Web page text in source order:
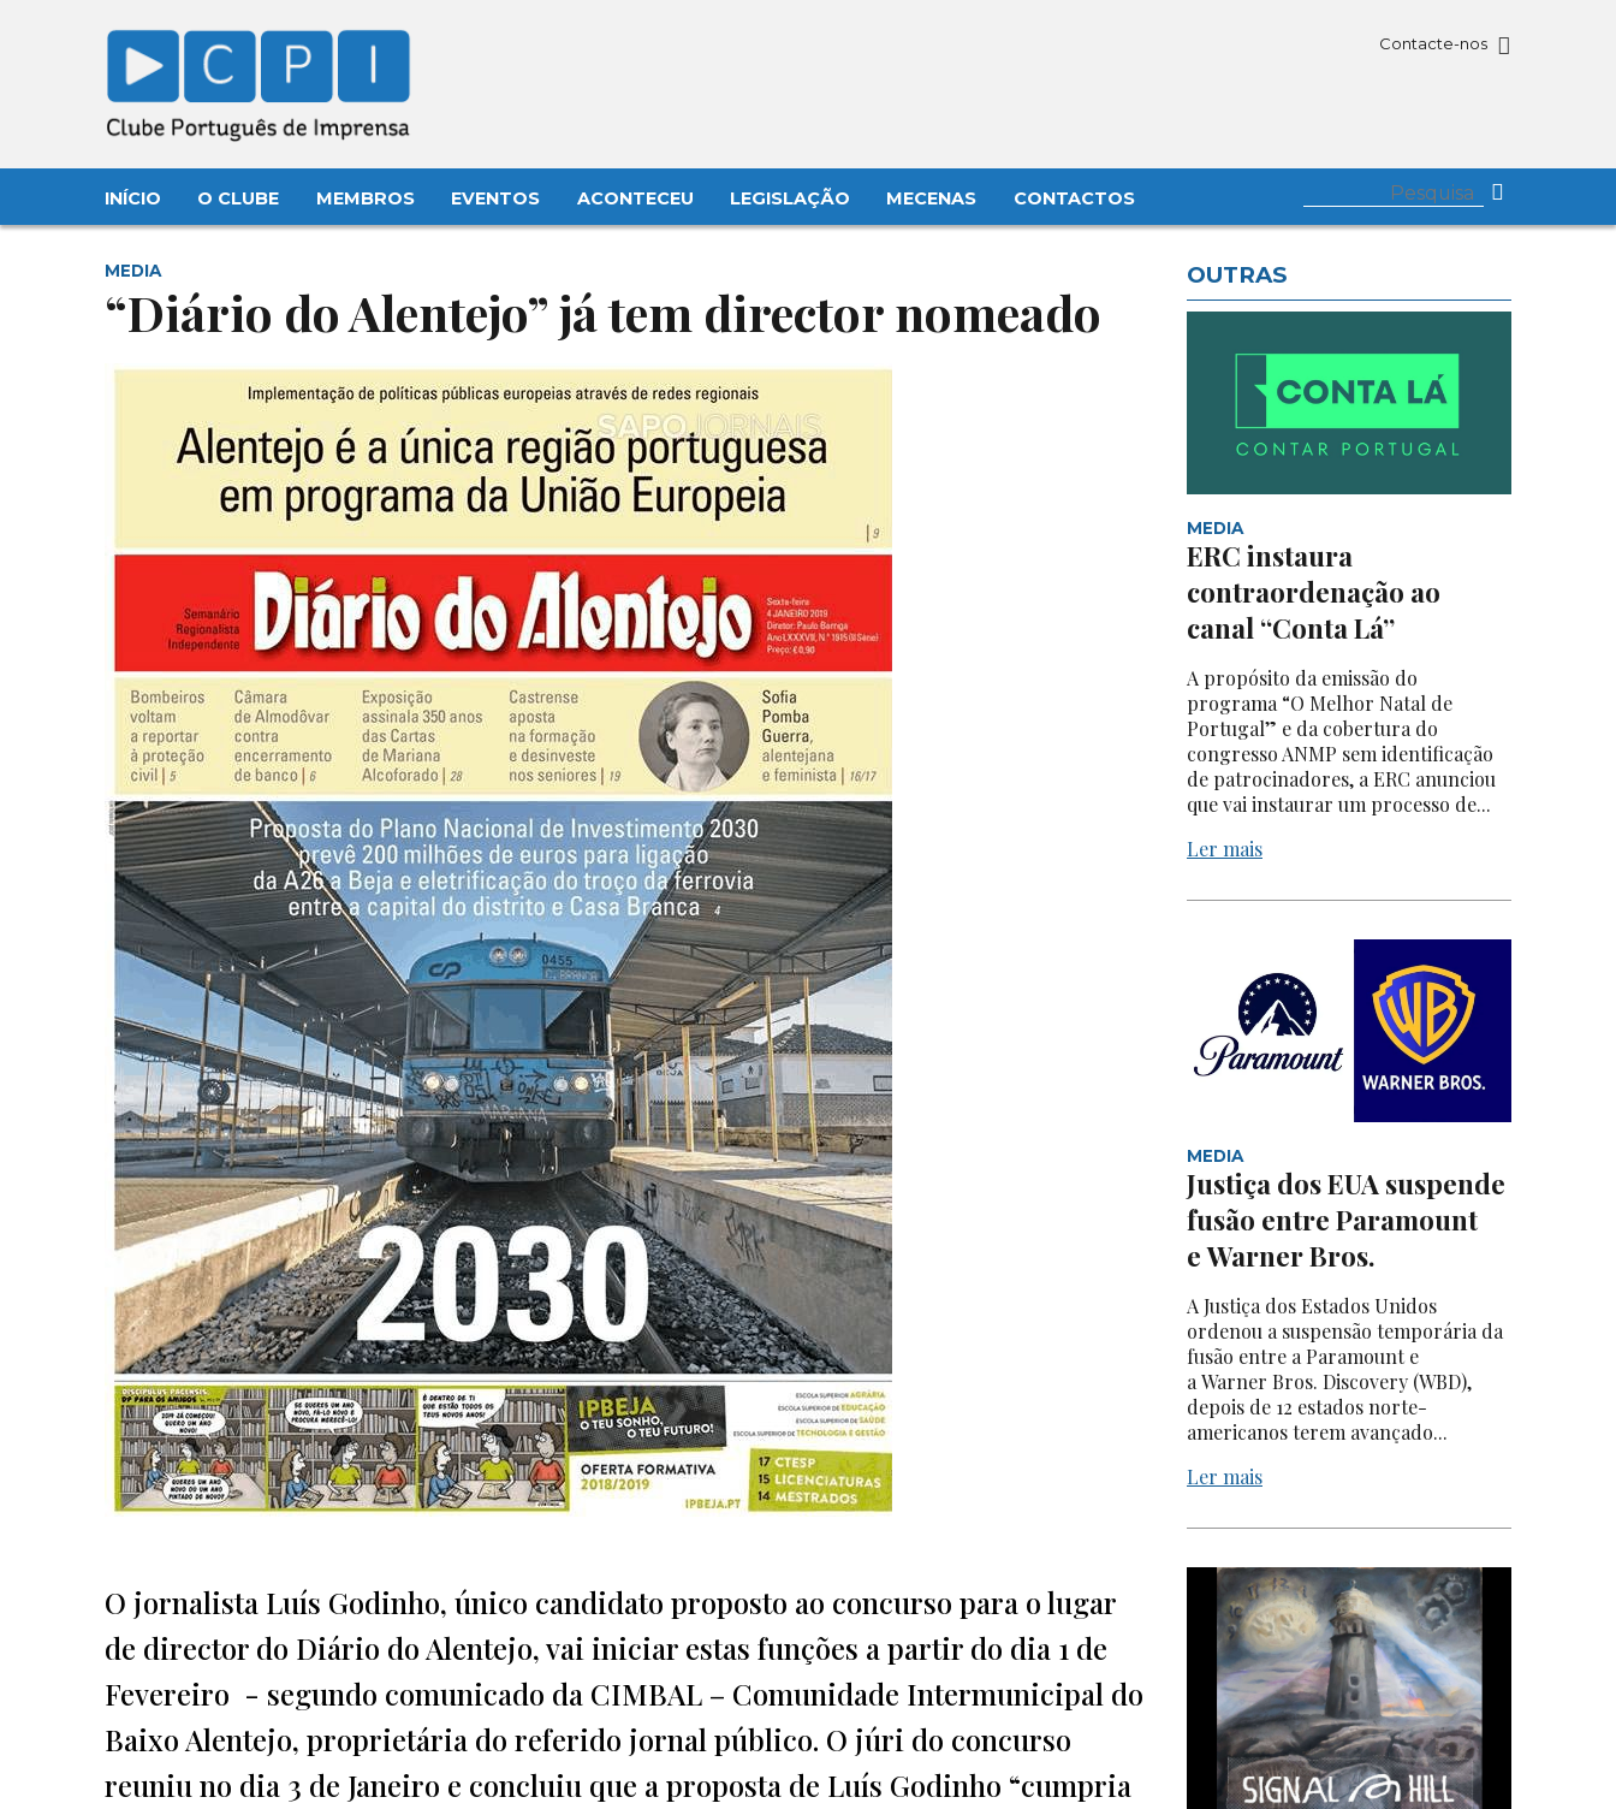
Contacte-nos
INÍCIO O CLUBE MEMBROS EVENTOS ACONTECEU LEGISLAÇÃO MECENAS CONTACTOS
MEDIA
“Diário do Alentejo” já tem director nomeado
O jornalista Luís Godinho, único candidato proposto ao concurso para o lugar
de director do Diário do Alentejo, vai iniciar estas funções a partir do dia 1 de
Fevereiro - segundo comunicado da CIMBAL – Comunidade Intermunicipal do
Baixo Alentejo, proprietária do referido jornal público. O júri do concurso
reuniu no dia 3 de Janeiro e concluiu que a proposta de Luís Godinho “cumpria
OUTRAS
MEDIA
ERC instaura
contraordenação ao
canal “Conta Lá”
A propósito da emissão do
programa “O Melhor Natal de
Portugal” e da cobertura do
congresso ANMP sem identificação
de patrocinadores, a ERC anunciou
que vai instaurar um processo de...
Ler mais
MEDIA
Justiça dos EUA suspende
fusão entre Paramount
e Warner Bros.
A Justiça dos Estados Unidos
ordenou a suspensão temporária da
fusão entre a Paramount e
a Warner Bros. Discovery (WBD),
depois de 12 estados norte-
americanos terem avançado...
Ler mais